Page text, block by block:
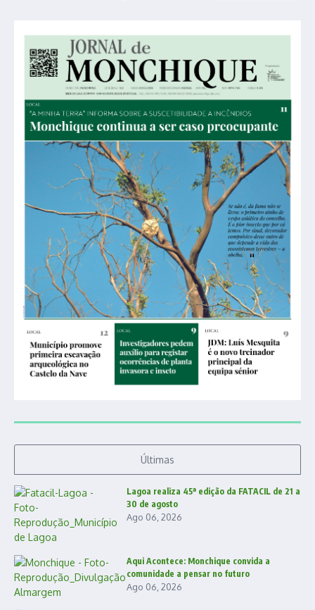
Últimas
Lagoa realiza 45ª edição da FATACIL de 21 a
30 de agosto
Ago 06, 2026
Aqui Acontece: Monchique convida a
comunidade a pensar no futuro
Ago 06, 2026